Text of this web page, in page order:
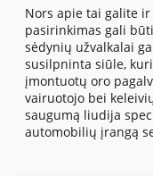
Nors apie tai galite
pasirinkimas gali
sėdynių užvalkalai
susilpninta siūle,
įmontuotų oro
vairuotojo bei
saugumą liudija
automobilių įrangą